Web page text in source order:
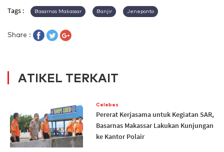
Tags : Basarnas Makassar Banjir Jeneponto
Share :
ATIKEL TERKAIT
Celebes
Pererat Kerjasama untuk Kegiatan SAR,
Basarnas Makassar Lakukan Kunjungan
ke Kantor Polair